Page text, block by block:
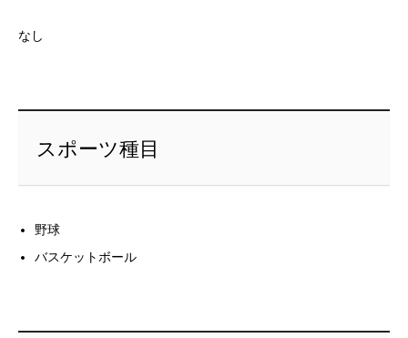
なし
スポーツ種目
野球
バスケットボール